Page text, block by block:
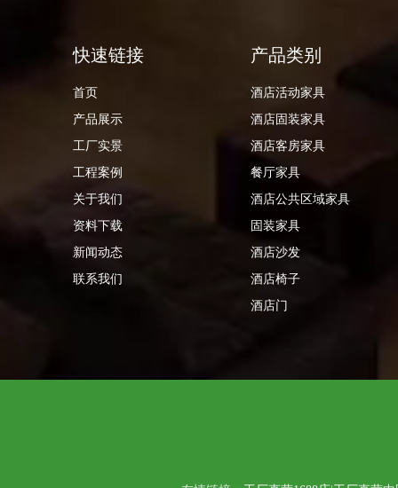
快速链接
首页
产品展示
工厂实景
工程案例
关于我们
资料下载
新闻动态
联系我们
产品类别
酒店活动家具
酒店固装家具
酒店客房家具
餐厅家具
酒店公共区域家具
固装家具
酒店沙发
酒店椅子
酒店门